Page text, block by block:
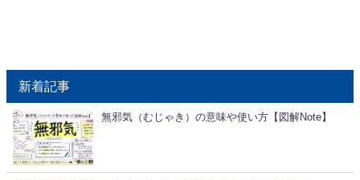
新着記事
無邪気（むじゃき）の意味や使い方【図解Note】